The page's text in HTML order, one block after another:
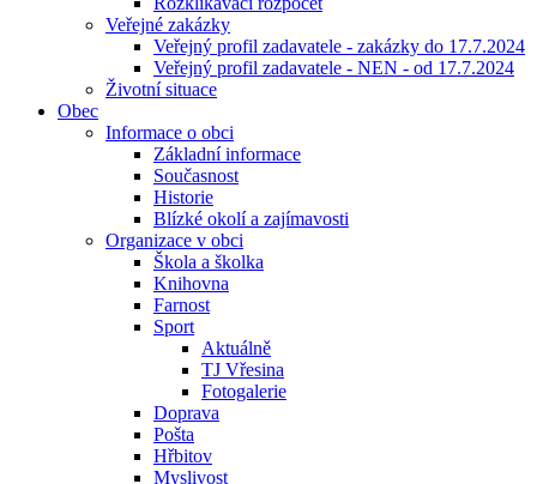
Veřejné zakázky
Veřejný profil zadavatele - zakázky do 17.7.2024
Veřejný profil zadavatele - NEN - od 17.7.2024
Životní situace
Obec
Informace o obci
Základní informace
Současnost
Historie
Blízké okolí a zajímavosti
Organizace v obci
Škola a školka
Knihovna
Farnost
Sport
Aktuálně
TJ Vřesina
Fotogalerie
Doprava
Pošta
Hřbitov
Myslivost